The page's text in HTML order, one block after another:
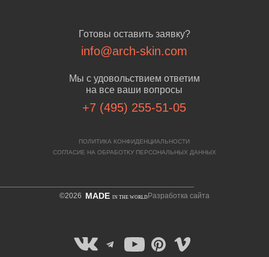
Готовы оставить заявку?
info@arch-skin.com
Мы с удовольствием ответим
на все ваши вопросы
+7 (495) 255-51-05
ПОЛИТИКА КОНФИДЕНЦИАЛЬНОСТИ
СОГЛАСИЕ НА ОБРАБОТКУ ПЕРСОНАЛЬНЫХ ДАННЫХ
©2026 MADE IN THE WORLDРазработка сайта